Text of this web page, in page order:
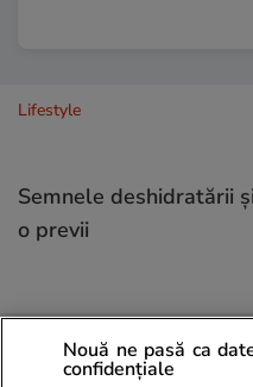
Lifestyle
Semnele deshidratării
o previi
LifestyleNouă ne pasă ca
confidențiale